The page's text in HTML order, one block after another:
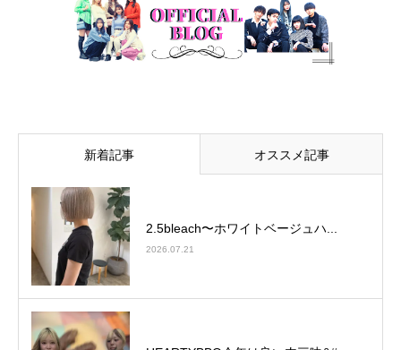
新着記事 オススメ記事
2.5bleach〜ホワイトベージュ⁡ハ...
2026.07.21